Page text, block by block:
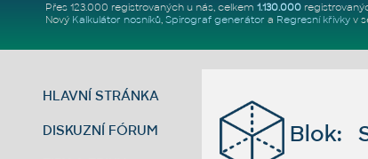
Přes 123.000 registrovaných u nás, celkem 1.130.000
Nový Kalkulátor nosníků, Spirograf generátor a Regresní křivkyv
HLAVNÍ STRÁNKA
DISKUZNÍ FÓRUM Blok: